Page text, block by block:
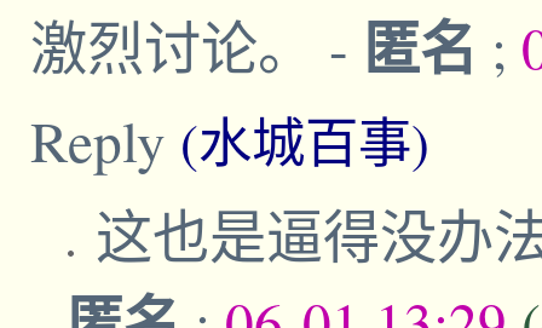
激烈讨论。 - 匿名 ;
Reply (水城百事)
这也是逼得没办